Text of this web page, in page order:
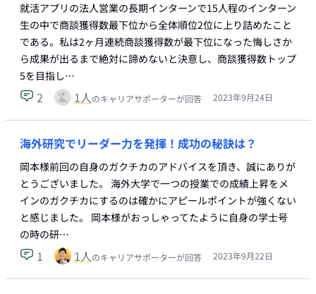
就活アプリの法人営業の長期インターンで15人程のインターン
生の中で商談獲得数最下位から全体順位2位に上り詰めたこと
である。私は2ヶ月連続商談獲得数が最下位になった悔しさか
ら成果が出るまで絶対に諦めないと決意し、商談獲得数トップ
5を目指し…
2 1人のキャリアサポーターが回答 2023年9月24日
海外研究でリーダー力を発揮！成功の秘訣は？
岡本様前回の自身のガクチカのアドバイスを頂き、誠にありが
とうございました。 海外大学で一つの授業での成績上昇をメ
インのガクチカにするのは確かにアピールポイントが強くない
と感じました。 岡本様がおっしゃってたように自身の学士号
の時の研…
1 1人のキャリアサポーターが回答 2023年9月22日